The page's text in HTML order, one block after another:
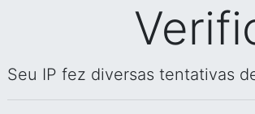
Seu IP fez diversas tentativas